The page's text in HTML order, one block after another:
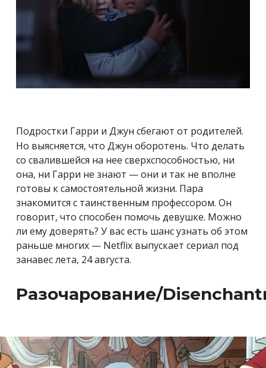
Подростки Гарри и Джун сбегают от родителей.
Но выясняется, что Джун оборотень. Что делать
со свалившейся на нее сверхспособностью, ни
она, ни Гарри не знают — они и так не вполне
готовы к самостоятельной жизни. Пара
знакомится с таинственным профессором. Он
говорит, что способен помочь девушке. Можно
ли ему доверять? У вас есть шанс узнать об этом
раньше многих — Netflix выпускает сериал под
занавес лета, 24 августа.
Разочарование/Di